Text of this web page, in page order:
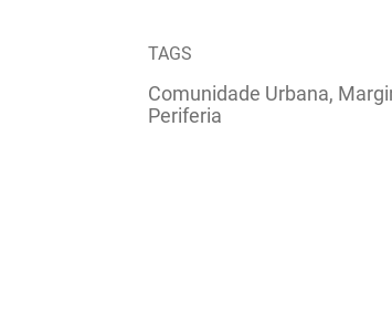
TAGS
Comunidade Urbana,
Periferia